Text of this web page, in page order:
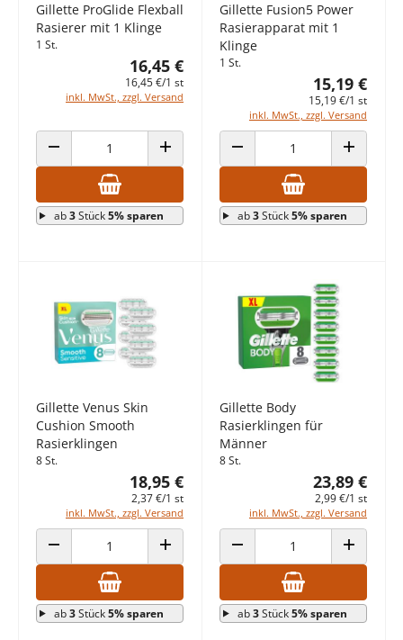
Gillette ProGlide Flexball
Rasierer mit 1 Klinge
1 St.
16,45 €
16,45 €/1 st
inkl. MwSt., zzgl. Versand
ANZAHL VERRINGERN ANZAHL ERHÖHEN
ab3Stück5% sparen
Gillette Fusion5 Power
Rasierapparat mit 1
Klinge
1 St.
15,19 €
15,19 €/1 st
inkl. MwSt., zzgl. Versand
ANZAHL VERRINGERN ANZAHL
ab3Stück5% sparen
Gillette Venus Skin
Cushion Smooth
Rasierklingen
8 St.
18,95 €
2,37 €/1 st
inkl. MwSt., zzgl. Versand
ANZAHL VERRINGERN ANZAHL ERHÖHEN
ab3Stück5% sparen
Gillette Body
Rasierklingen für
Männer
8 St.
23,89 €
2,99 €/1 st
inkl. MwSt., zzgl. Versand
ANZAHL VERRINGERN ANZAHL
ab3Stück5% sparen